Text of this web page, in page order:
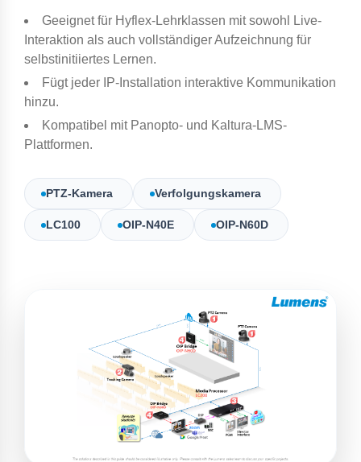
Geeignet für Hyflex-Lehrklassen mit sowohl Live-
Interaktion als auch vollständiger Aufzeichnung für
selbstinitiiertes Lernen.
Fügt jeder IP-Installation interaktive Kommunikation
hinzu.
Kompatibel mit Panopto- und Kaltura-LMS-
Plattformen.
PTZ-Kamera Verfolgungskamera
LC100 OIP-N40E OIP-N60D